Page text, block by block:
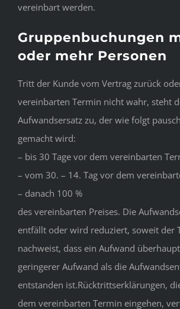
vereinbart werden.
Gruppenbuchungen
oder mehr Personen
Tritt der Kunde vom Vertrag zurück
vereinbarten Termin nicht wahr, steht
Aufwandsersatz zu, der wie folgt
gemacht wird:
– bis 30 Tage vor dem vereinbarten
– vom 30. – 14. Tag vor dem
– danach 100 %
des vereinbarten Preises. Die
entfällt oder wird reduziert, soweit der
nachweist, dass ein Aufwand
geringerer Aufwand als die
entstanden ist.Rücktrittserklärungen,
dem vereinbarten Termin eingehen,